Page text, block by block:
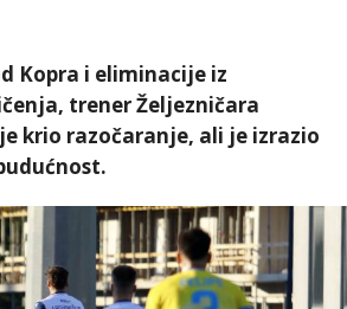
Kopra i eliminacije iz
trener Željezničara
krio razočaranje, ali je izrazio